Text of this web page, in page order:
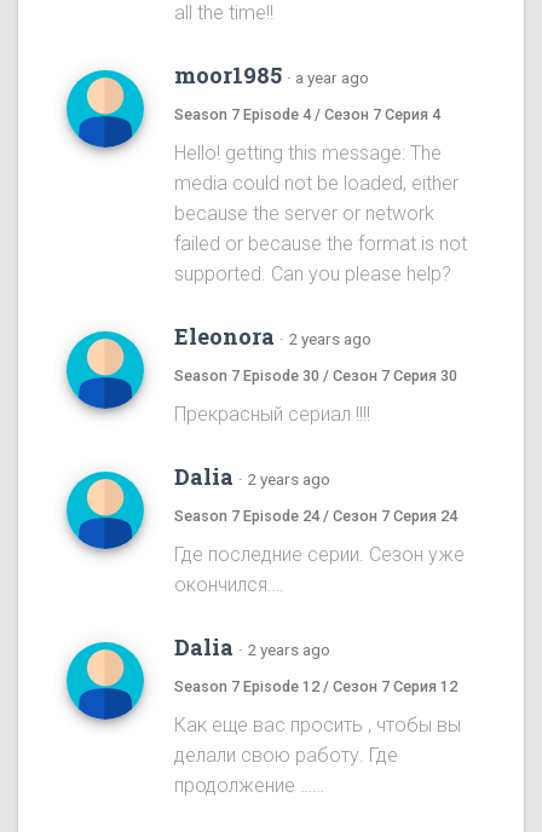
all the time!!
moor1985 · a year ago
Season 7 Episode 4 / Сезон 7 Серия 4
Hello! getting this message: The
media could not be loaded, either
because the server or network
failed or because the format is not
supported. Can you please help?
Eleonora · 2 years ago
Season 7 Episode 30 / Сезон 7 Серия 30
Прекрасный сериал !!!!
Dalia · 2 years ago
Season 7 Episode 24 / Сезон 7 Серия 24
Где последние серии. Сезон уже
окончился….
Dalia · 2 years ago
Season 7 Episode 12 / Сезон 7 Серия 12
Как еще вас просить , чтобы вы
делали свою работу. Где
продолжение ……